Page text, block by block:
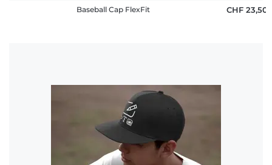
Baseball Cap FlexFit CHF 23,50